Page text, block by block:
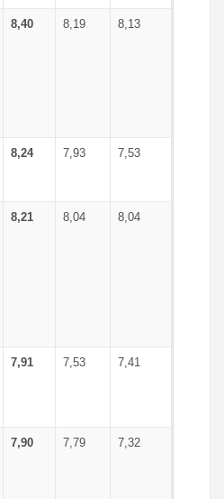
8,40 8,19 8,13
8,24 7,93 7,53
8,21 8,04 8,04
7,91 7,53 7,41
7,90 7,79 7,32